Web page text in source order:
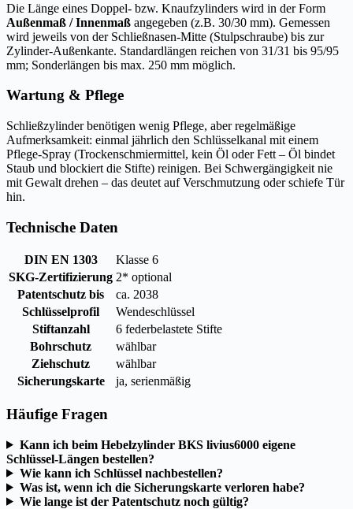
Die Länge eines Doppel- bzw. Knaufzylinders wird in der Form
Außenmaß / Innenmaß angegeben (z.B. 30/30 mm). Gemessen
wird jeweils von der Schließnasen-Mitte (Stulpschraube) bis zur
Zylinder-Außenkante. Standardlängen reichen von 31/31 bis 95/95
mm; Sonderlängen bis max. 250 mm möglich.
Wartung & Pflege
Schließzylinder benötigen wenig Pflege, aber regelmäßige
Aufmerksamkeit: einmal jährlich den Schlüsselkanal mit einem
Pflege-Spray (Trockenschmiermittel, kein Öl oder Fett – Öl bindet
Staub und blockiert die Stifte) reinigen. Bei Schwergängigkeit nie
mit Gewalt drehen – das deutet auf Verschmutzung oder schiefe Tür
hin.
Technische Daten
DIN EN 1303
Klasse 6
SKG-Zertifizierung 2* optional
Patentschutz bis
ca. 2038
Schlüsselprofil
Wendeschlüssel
Stiftanzahl
6 federbelastete Stifte
Bohrschutz
wählbar
Ziehschutz
wählbar
Sicherungskarte
ja, serienmäßig
Häufige Fragen
Kann ich beim Hebelzylinder BKS livius6000 eigene
Schlüssel-Längen bestellen?
Wie kann ich Schlüssel nachbestellen?
Was ist, wenn ich die Sicherungskarte verloren habe?
Wie lange ist der Patentschutz noch gültig?